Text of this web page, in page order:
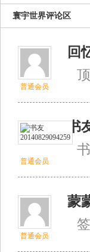
寰宇世界评论区
普通会员
回
普通会员
书
书
普通会员
蒙